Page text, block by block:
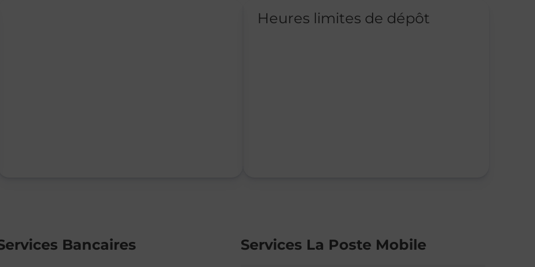
Heures limites de dépôt
Bancaires Services La Poste Mobile